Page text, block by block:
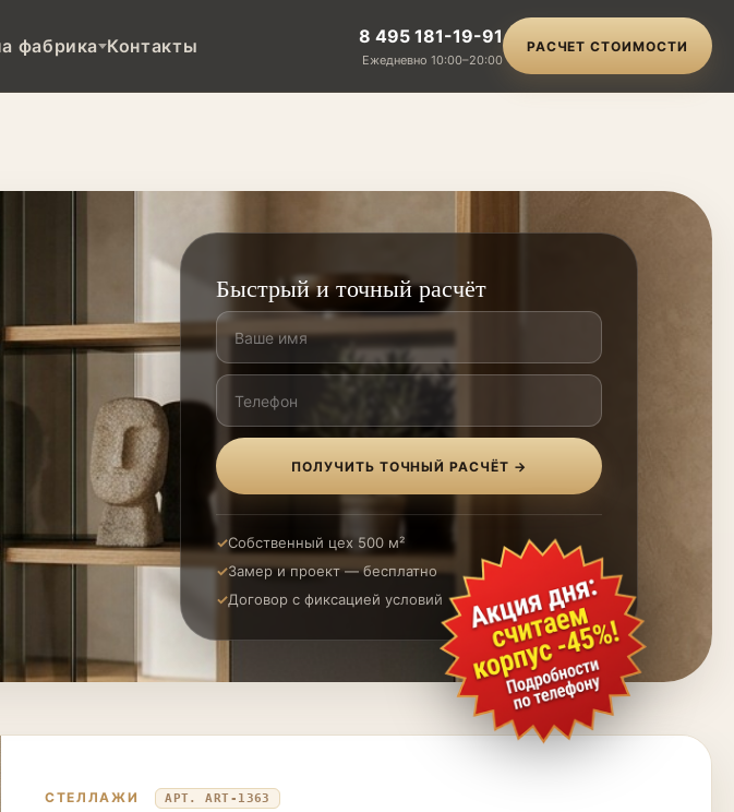
фабрика Контакты 8 495 181-19-91
Ежедневно 10:00–20:00
РАСЧЕТ СТОИМОСТИ
Быстрый и точный расчёт
ПОЛУЧИТЬ ТОЧНЫЙ РАСЧЁТ →
Собственный цех 500 м²
Замер и проект — бесплатно
Договор с фиксацией условий
СТЕЛЛАЖИ АРТ. ART-1363